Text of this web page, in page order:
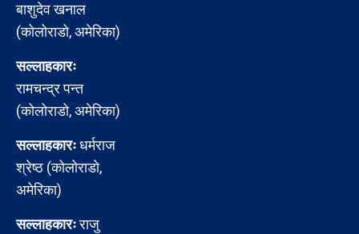
बाशुदेव खनाल
(कोलोराडो, अमेरिका)
सल्लाहकारः
रामचन्द्र पन्त
(कोलोराडो, अमेरिका)
सल्लाहकारःधर्मराज
श्रेष्ठ (कोलोराडो,
अमेरिका)
सल्लाहकारःराजु